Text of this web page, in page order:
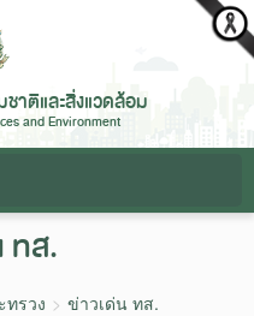
าติและสิ่งแวดล้อม
and Environment
ทส.
ทรวง ข่าวเด่น ทส.